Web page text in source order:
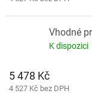
Vhodné
K dispozici
5 478 Kč
4 527 Kč bez DPH